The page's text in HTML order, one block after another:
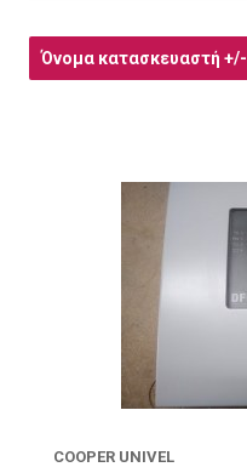
Όνομα κατασκευαστή +/-
COOPER UNIVEL